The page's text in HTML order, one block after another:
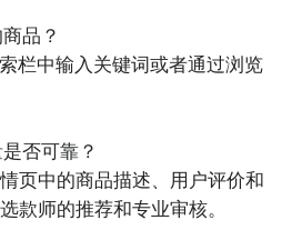
购是一家海外购物平台，专注
。
全球最大的电商平台之一，
品？
栏中输入关键词或者通过浏览
否可靠？
页中的商品描述、用户评价和
款师的推荐和专业审核。